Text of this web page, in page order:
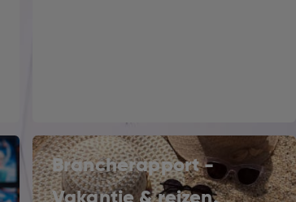
Brancherapport -
Vakantie & reizen.